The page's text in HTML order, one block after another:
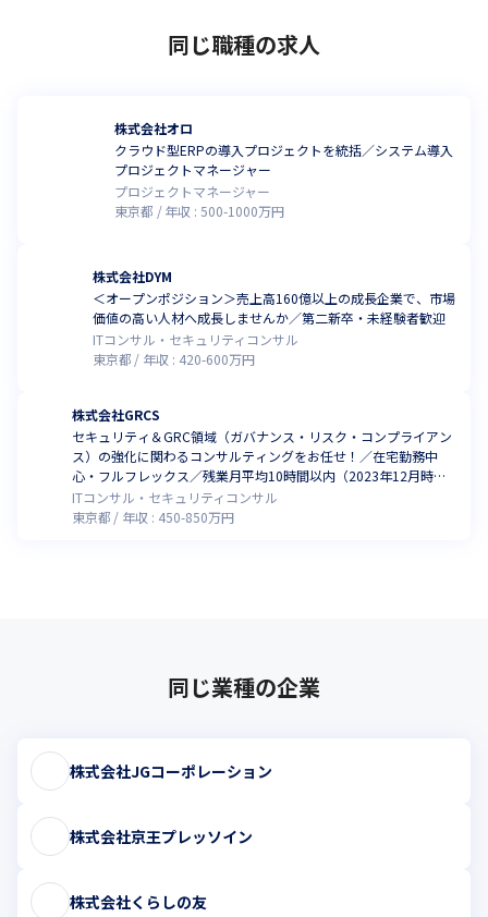
同じ職種の求人
株式会社オロ
クラウド型ERPの導入プロジェクトを統括／システム導入
プロジェクトマネージャー
プロジェクトマネージャー
東京都
年収 :500-1000万円
株式会社DYM
＜オープンポジション＞売上高160億以上の成長企業で、市場
価値の高い人材へ成長しませんか／第二新卒・未経験者歓迎
ITコンサル・セキュリティコンサル
東京都
年収 : 420-600万円
株式会社GRCS
セキュリティ＆GRC領域（ガバナンス・リスク・コンプライアン
ス）の強化に関わるコンサルティングをお任せ！／在宅勤務中
心・フルフレックス／残業月平均10時間以内（2023年12月時
点）
ITコンサル・セキュリティコンサル
東京都
年収 : 450-850万円
同じ業種の企業
株式会社JGコーポレーション
株式会社京王プレッソイン
株式会社くらしの友